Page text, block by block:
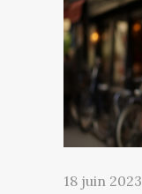
18 juin 2023